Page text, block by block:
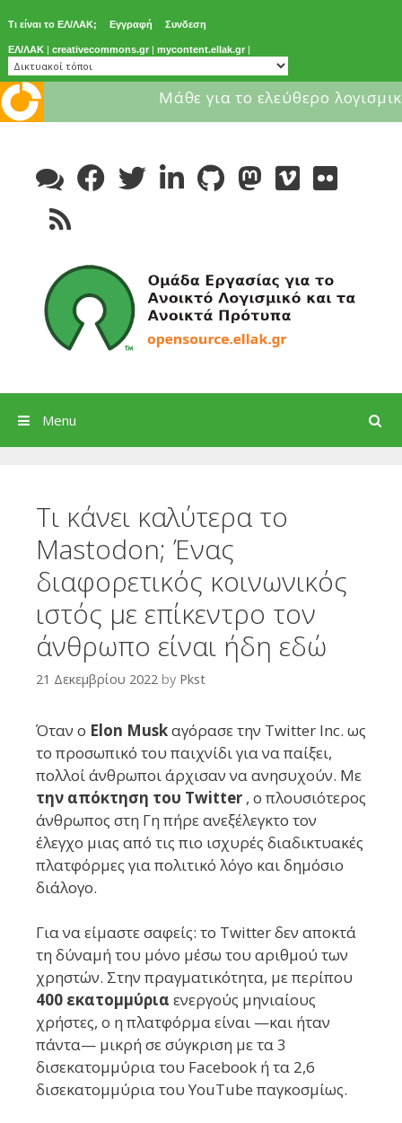
Τι είναι το ΕΛ/ΛΑΚ; Εγγραφή Συνδεση
ΕΛ/ΛΑΚ | creativecommons.gr | mycontent.ellak.gr |
Μάθε για το ελεύθερο
content
Search
Menu
Τι κάνει καλύτερα το
Mastodon; Ένας
διαφορετικός κοινωνικός
ιστός με επίκεντρο τον
άνθρωπο είναι ήδη εδώ
21 Δεκεμβρίου 2022 by Pkst
Όταν ο Elon Muskαγόρασε την Twitter Inc. ως
το προσωπικό του παιχνίδι για να παίξει,
πολλοί άνθρωποι άρχισαν να ανησυχούν. Με
την απόκτηση του Twitter , ο πλουσιότερος
άνθρωπος στη Γη πήρε ανεξέλεγκτο τον
έλεγχο μιας από τις πιο ισχυρές διαδικτυακές
πλατφόρμες για πολιτικό λόγο και δημόσιο
διάλογο.
Για να είμαστε σαφείς: το Twitter δεν αποκτά
τη δύναμή του μόνο μέσω του αριθμού των
χρηστών. Στην πραγματικότητα, με περίπου
400 εκατομμύρια ενεργούς μηνιαίους
χρήστες, ο η πλατφόρμα είναι —και ήταν
πάντα— μικρή σε σύγκριση με τα 3
δισεκατομμύρια του Facebook ή τα 2,6
δισεκατομμύρια του YouTube παγκοσμίως.